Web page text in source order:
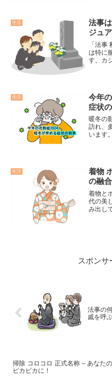
生活
法事
ジュ
「法事
は特に
す。カ
生活
今年
症状
暖冬の
訪れ、
います
症の早
生活
着物
の融
着物と
代の美
み出し
スポンサ
法事の
戚を呼
掃除 コロコロ 正式名称 – あなた
ピカピカに！